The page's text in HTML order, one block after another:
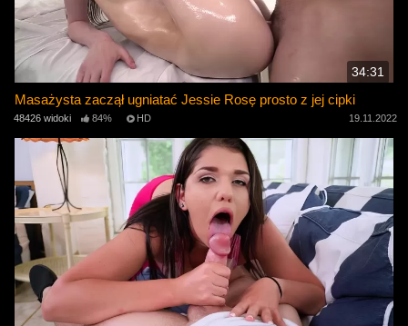
34:31
Masażysta zaczął ugniatać Jessie Rosę prosto z jej cipki
48426 widoki 84% HD 19.11.2022